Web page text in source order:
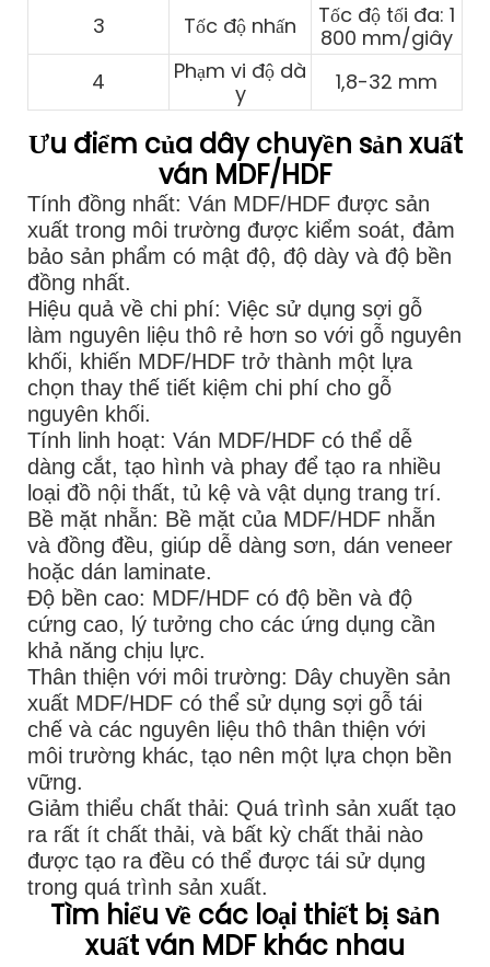
3 Tốc độ nhấn
Tốc độ tối đa: 1
800 mm/giây
4
Phạm vi độ dà
y
1,8-32 mm
Ưu điểm của dây chuyền sản xuất
ván MDF/HDF
Tính đồng nhất: Ván MDF/HDF được sản
xuất trong môi trường được kiểm soát, đảm
bảo sản phẩm có mật độ, độ dày và độ bền
đồng nhất.
Hiệu quả về chi phí: Việc sử dụng sợi gỗ
làm nguyên liệu thô rẻ hơn so với gỗ nguyên
khối, khiến MDF/HDF trở thành một lựa
chọn thay thế tiết kiệm chi phí cho gỗ
nguyên khối.
Tính linh hoạt: Ván MDF/HDF có thể dễ
dàng cắt, tạo hình và phay để tạo ra nhiều
loại đồ nội thất, tủ kệ và vật dụng trang trí.
Bề mặt nhẵn: Bề mặt của MDF/HDF nhẵn
và đồng đều, giúp dễ dàng sơn, dán veneer
hoặc dán laminate.
Độ bền cao: MDF/HDF có độ bền và độ
cứng cao, lý tưởng cho các ứng dụng cần
khả năng chịu lực.
Thân thiện với môi trường: Dây chuyền sản
xuất MDF/HDF có thể sử dụng sợi gỗ tái
chế và các nguyên liệu thô thân thiện với
môi trường khác, tạo nên một lựa chọn bền
vững.
Giảm thiểu chất thải: Quá trình sản xuất tạo
ra rất ít chất thải, và bất kỳ chất thải nào
được tạo ra đều có thể được tái sử dụng
trong quá trình sản xuất.
Tìm hiểu về các loại thiết bị sản
xuất ván MDF khác nhau